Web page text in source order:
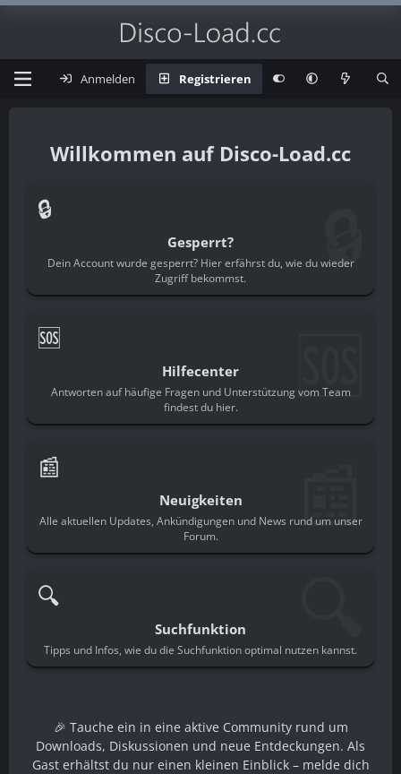
Anmelden Registrieren
Disco-Load.cc
🔒
Gesperrt?
Dein Account wurde gesperrt? Hier erfährst du, wie du wieder
Zugriff bekommst.
🔒
🆘
Hilfecenter
Antworten auf häufige Fragen und Unterstützung vom Team
findest du hier.
🆘
📰
Neuigkeiten
Alle aktuellen Updates, Ankündigungen und News rund um unser
Forum.
📰
🔍
Suchfunktion
Tipps und Infos, wie du die Suchfunktion optimal nutzen kannst.
🎉 Tauche ein in eine aktive Community rund um
Downloads, Diskussionen und neue Entdeckungen. Als
Gast erhältst du nur einen kleinen Einblick – melde dich